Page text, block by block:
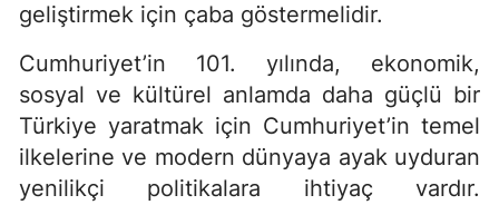
geliştirmek için çaba göstermelidir.
Cumhuriyet’in 101. yılında, ekonomik,
sosyal ve kültürel anlamda daha güçlü bir
Türkiye yaratmak için Cumhuriyet’in temel
ilkelerine ve modern dünyaya ayak uyduran
yenilikçi politikalara ihtiyaç vardır.